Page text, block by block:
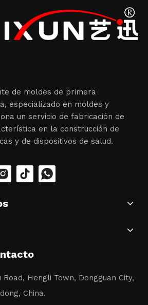
de moldes de primera
especializado en moldes y
un servicio de fabricación de
en la construcción de
y de dispositivos de salud.
Road, Hengli Town, Dongguan City,
China.